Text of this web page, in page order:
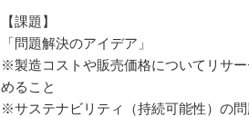
【課題】
「問題解決のアイデア」
※製造コストや販売価格についてリサ
めること
※サステナビリティ（持続可能性）の